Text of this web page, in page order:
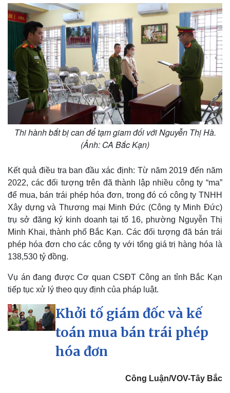
Kinh tế
Bất động sản
Thị trường
Tỷ giá
Chứng khoán
Thi hành bắt bị can để tạm giam đối với Nguyễn Thị Hà.
(Ảnh: CA Bắc Kạn)
Kết quả điều tra ban đầu xác định: Từ năm 2019 đến năm
2022, các đối tượng trên đã thành lập nhiều công ty “ma”
để mua, bán trái phép hóa đơn, trong đó có công ty TNHH
Xây dựng và Thương mại Minh Đức (Công ty Minh Đức)
trụ sở đăng ký kinh doanh tại tổ 16, phường Nguyễn Thị
Minh Khai, thành phố Bắc Kạn. Các đối tượng đã bán trái
phép hóa đơn cho các công ty với tổng giá trị hàng hóa là
138,530 tỷ đồng.
Vụ án đang được Cơ quan CSĐT Công an tỉnh Bắc Kạn
tiếp tục xử lý theo quy định của pháp luật.
Khởi tố giám đốc và kế
toán mua bán trái phép
hóa đơn
Công Luận/VOV-Tây Bắc